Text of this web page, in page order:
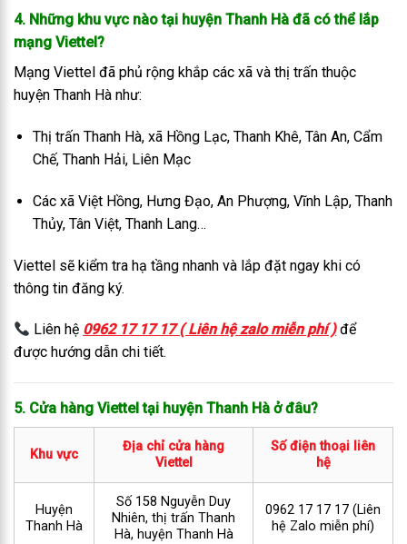
4. Những khu vực nào tại huyện Thanh Hà đã có thể lắp
mạng Viettel?
Mạng Viettel đã phủ rộng khắp các xã và thị trấn thuộc
huyện Thanh Hà như:
Thị trấn Thanh Hà, xã Hồng Lạc, Thanh Khê, Tân An, Cẩm
Chế, Thanh Hải, Liên Mạc
Các xã Việt Hồng, Hưng Đạo, An Phượng, Vĩnh Lập, Thanh
Thủy, Tân Việt, Thanh Lang…
Viettel sẽ kiểm tra hạ tầng nhanh và lắp đặt ngay khi có
thông tin đăng ký.
Liên hệ 0962 17 17 17 ( Liên hệ zalo miễn phí ) để
được hướng dẫn chi tiết.
5. Cửa hàng Viettel tại huyện Thanh Hà ở đâu?
Khu vực
Địa chỉ cửa hàng
Viettel
Số điện thoại liên
hệ
Huyện
Thanh Hà
Số 158 Nguyễn Duy
Nhiên, thị trấn Thanh
Hà, huyện Thanh Hà
0962 17 17 17 (Liên
hệ Zalo miễn phí)